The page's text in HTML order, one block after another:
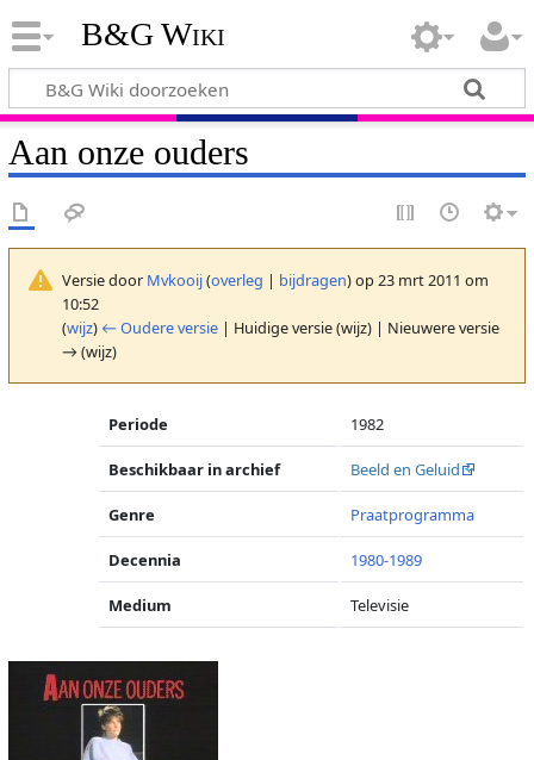
B&G Wiki
Aan onze ouders
Versie door Mvkooij(overleg | bijdragen)op 23 mrt 2011 om
10:52
(wijz) ← Oudere versie| Huidige versie (wijz) | Nieuwere versie
→ (wijz)
Periode 1982
Beschikbaar in archief Beeld en Geluid
Genre Praatprogramma
Decennia 1980-1989
Medium Televisie